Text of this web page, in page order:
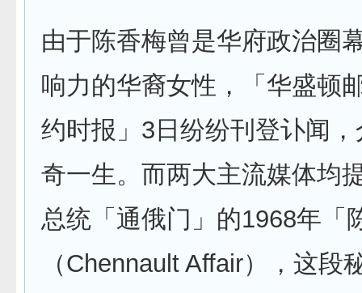
由于陈香梅曾是华府政治圈
响力的华裔女性，「华盛顿
约时报」3日纷纷刊登讣闻
奇一生。而两大主流媒体均
总统「通俄门」的1968年「
（Chennault Affair），这段